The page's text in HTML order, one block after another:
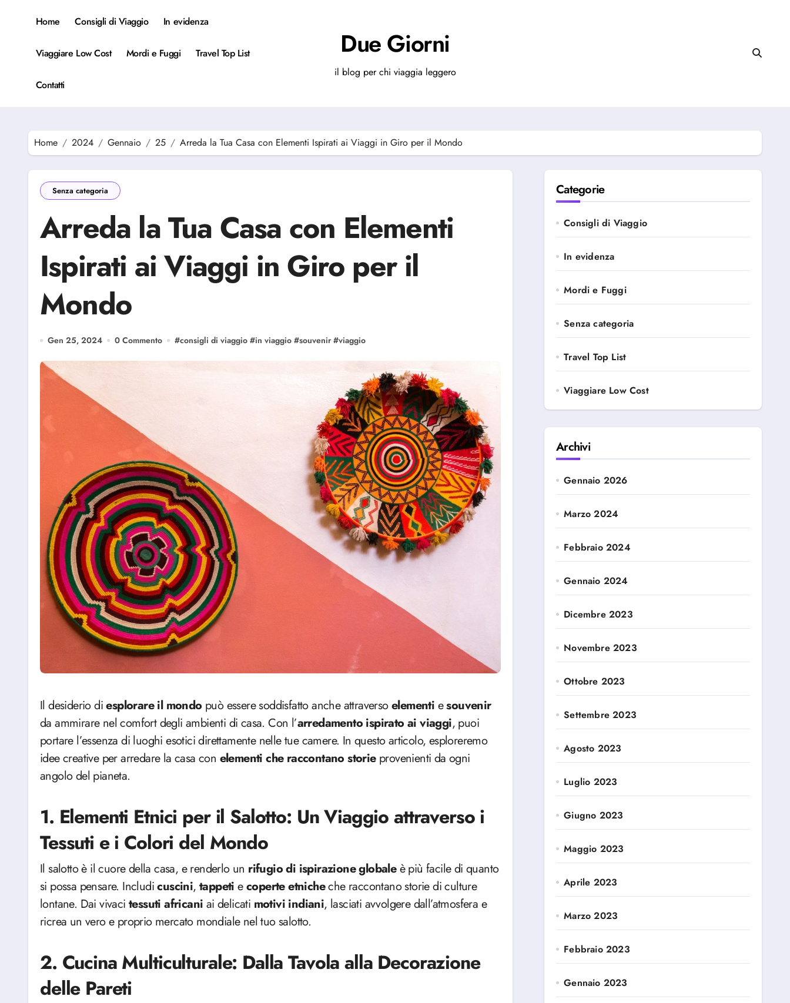
Home Consigli di Viaggio In evidenza
Viaggiare Low Cost Mordi e Fuggi Travel Top List
Contatti
Due Giorni
il blog per chi viaggia leggero
Home 2024 Gennaio 25 Arreda la Tua Casa con Elementi Ispirati ai Viaggi in Giro per il Mondo
Senza categoria
Arreda la Tua Casa con Elementi
Ispirati ai Viaggi in Giro per il
Mondo
Gen 25, 2024 0 Commento #consigli di viaggio #in viaggio #souvenir #viaggio
Il desiderio diesplorare il mondopuò essere soddisfatto anche attraversoelementi esouvenir
da ammirare nel comfort degli ambienti di casa. Con l’arredamento ispirato ai viaggi, puoi
portare l’essenza di luoghi esotici direttamente nelle tue camere. In questo articolo, esploreremo
idee creative per arredare la casa con elementi che raccontano storieprovenienti da ogni
angolo del pianeta.
1. Elementi Etnici per il Salotto: Un Viaggio attraverso i
Tessuti e i Colori del Mondo
Il salotto è il cuore della casa, e renderlo un rifugio di ispirazione globaleè più facile di quanto
si possa pensare. Includicuscini,tappeti ecoperteetnicheche raccontano storie di culture
lontane. Dai vivaci tessuti africani ai delicati motivi indiani, lasciati avvolgere dall’atmosfera e
ricrea un vero e proprio mercato mondiale nel tuo salotto.
2. Cucina Multiculturale: Dalla Tavola alla Decorazione
delle Pareti
Categorie
Consigli di Viaggio
In evidenza
Mordi e Fuggi
Senza categoria
Travel Top List
Viaggiare Low Cost
Archivi
Gennaio 2026
Marzo 2024
Febbraio 2024
Gennaio 2024
Dicembre 2023
Novembre 2023
Ottobre 2023
Settembre 2023
Agosto 2023
Luglio 2023
Giugno 2023
Maggio 2023
Aprile 2023
Marzo 2023
Febbraio 2023
Gennaio 2023